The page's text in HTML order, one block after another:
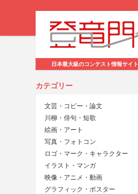
日本最大級のコンテスト情報サイト
カテゴリー
文芸・コピー・論文
川柳・俳句・短歌
絵画・アート
写真・フォトコン
ロゴ・マーク・キャラクター
イラスト・マンガ
映像・アニメ・動画
グラフィック・ポスター